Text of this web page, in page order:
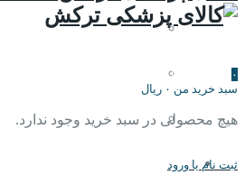
تماس با ما
ساپورت های بدن
۰۹۱۷۳۱۳۸۸۸۱
علاقه مندی ها۰
سبد خرید من ۰ ریال
هیچ محصولی در سبد خرید وجود ندارد.
ثبت نام یا ورود